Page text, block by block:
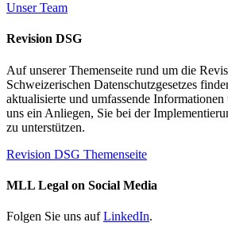
Unser Team
Revision DSG
Auf unserer Themenseite rund um die
Schweizerischen Datenschutzgesetzes
aktualisierte und umfassende
uns ein Anliegen, Sie bei der
zu unterstützen.
Revision DSG Themenseite
MLL Legal on Social Media
Folgen Sie uns aufLinkedIn.